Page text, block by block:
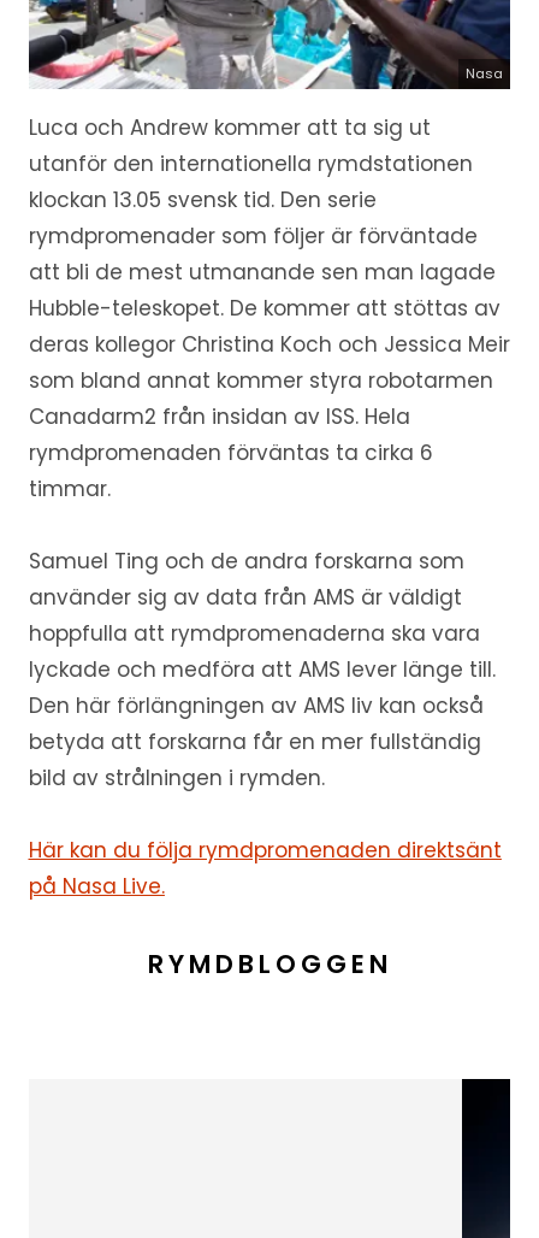
Nasa
Luca och Andrew kommer att ta sig ut
utanför den internationella rymdstationen
klockan 13.05 svensk tid. Den serie
rymdpromenader som följer är förväntade
att bli de mest utmanande sen man lagade
Hubble-teleskopet. De kommer att stöttas av
deras kollegor Christina Koch och Jessica Meir
som bland annat kommer styra robotarmen
Canadarm2 från insidan av ISS. Hela
rymdpromenaden förväntas ta cirka 6
timmar.
Samuel Ting och de andra forskarna som
använder sig av data från AMS är väldigt
hoppfulla att rymdpromenaderna ska vara
lyckade och medföra att AMS lever länge till.
Den här förlängningen av AMS liv kan också
betyda att forskarna får en mer fullständig
bild av strålningen i rymden.
Här kan du följa rymdpromenaden direktsänt
på Nasa Live.
RYMDBLOGGEN